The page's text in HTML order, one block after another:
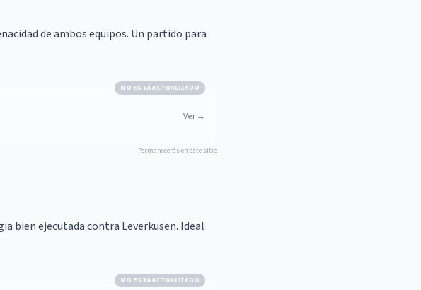
de ambos equipos. Un partido para
NO ESTÁ ACTUALIZADO
Ver →
Permanecerás en este sitio
bien ejecutada contra Leverkusen. Ideal
NO ESTÁ ACTUALIZADO